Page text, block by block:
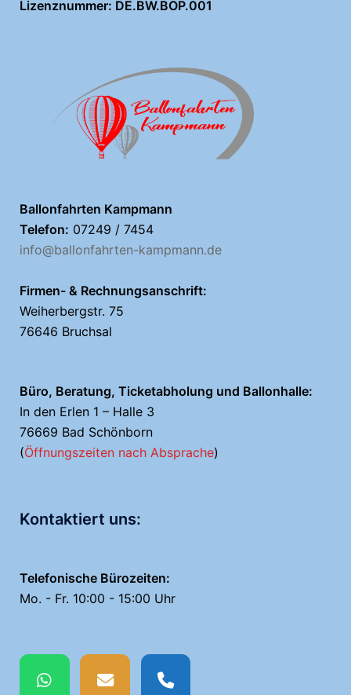
Lizenznummer: DE.BW.BOP.001
Ballonfahrten Kampmann
Telefon: 07249 / 7454
info@ballonfahrten-kampmann.de
Firmen- & Rechnungsanschrift:
Weiherbergstr. 75
76646 Bruchsal
Büro, Beratung, Ticketabholung und Ballonhalle:
In den Erlen 1 – Halle 3
76669 Bad Schönborn
(Öffnungszeiten nach Absprache)
Kontaktiert uns:
Telefonische Bürozeiten:
Mo. - Fr. 10:00 - 15:00 Uhr